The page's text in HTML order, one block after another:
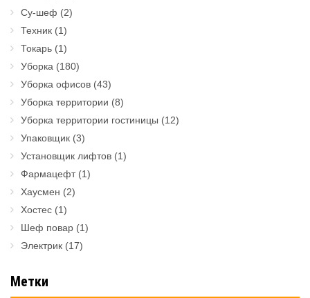
Су-шеф (2)
Техник (1)
Токарь (1)
Уборка (180)
Уборка офисов (43)
Уборка территории (8)
Уборка территории гостиницы (12)
Упаковщик (3)
Установщик лифтов (1)
Фармацефт(1)
Хаусмен (2)
Хостес (1)
Шеф повар (1)
Электрик (17)
Метки